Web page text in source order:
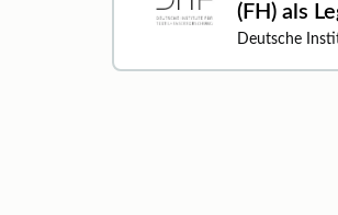
(FH) als
Deutsche